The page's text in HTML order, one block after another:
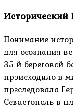
Исторический
Понимание
для осознания
35-й береговой
происходило в
преследовала
Севастополь в